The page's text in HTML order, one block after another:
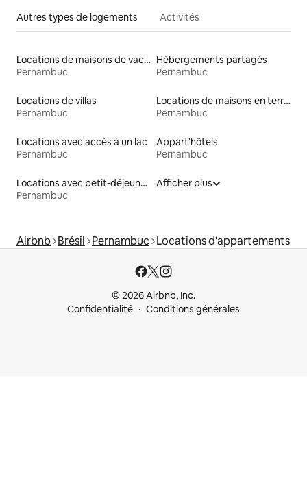
Autres types de logements Activités
Locations de maisons de vacances
Pernambuc
Hébergements partagés
Pernambuc
Locations de villas
Pernambuc
Locations de maisons en terre
Pernambuc
Locations avec accès à un lac
Pernambuc
Appart'hôtels
Pernambuc
Locations avec petit-déjeuner
Pernambuc
Afficher plus
Airbnb Brésil Pernambuc Locations d'appartements
© 2026 Airbnb, Inc.
Confidentialité
Conditions générales